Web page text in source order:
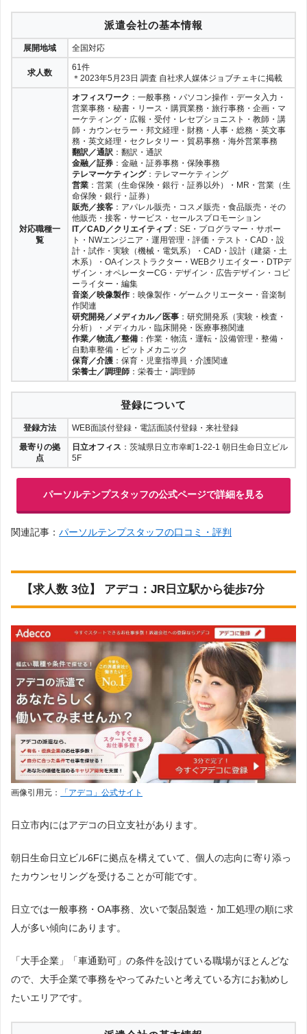
派遣会社の基本情報
展開地域 全国対応
求人数
61件
＊2023年5月23日 調査 自社求人媒体ジョブチェキに掲載
対応職種一
覧
オフィスワーク ：一般事務・パソコン操作・データ入力・
営業事務・秘書・リース・購買業務・旅行事務・企画・マ
ーケティング・広報・受付・レセプショニスト・教師・講
師・カウンセラー・邦文経理・財務・人事・総務・英文事
務・英文経理・セクレタリー・貿易事務・海外営業事務
翻訳／通訳 ：翻訳・通訳
金融／証券 ：金融・証券事務・保険事務
テレマーケティング：テレマーケティング
営業 ：営業（生命保険・銀行・証券以外）・MR・営業（生
命保険・銀行・証券）
販売／接客 ：アパレル販売・コスメ販売・食品販売・その
他販売・接客・サービス・セールスプロモーション
IT／CAD／クリエイティブ：SE・プログラマー・サポー
ト・NWエンジニア・運用管理・評価・テスト・CAD・設
計・試作・実験（機械・電気系）・CAD・設計（建築・土
木系）・OAインストラクター・WEBクリエイター・DTPデ
ザイン・オペレーターCG・デザイン・広告デザイン・コピ
ーライター・編集
音楽／映像製作 ：映像製作・ゲームクリエーター・音楽制
作関連
研究開発／メディカル／医事 ：研究開発系（実験・検査・
分析）・メディカル・臨床開発・医療事務関連
作業／物流／整備 ：作業・物流・運転・設備管理・整備・
自動車整備・ピットメカニック
保育／介護 ：保育・児童指導員・介護関連
栄養士／調理師 ：栄養士・調理師
登録について
登録方法
WEB面談付登録・電話面談付登録・来社登録
最寄りの拠
点
日立オフィス ：茨城県日立市幸町1-22-1 朝日生命日立ビル
5F
パーソルテンプスタッフの公式ページで詳細を見る
関連記事： パーソルテンプスタッフの口コミ・評判
【求人数 3位】 アデコ：JR日立駅から徒歩7分
画像引用元： 「アデコ」公式サイト
日立市内にはアデコの日立支社があります。
朝日生命日立ビル6Fに拠点を構えていて、個人の志向に寄り添っ
たカウンセリングを受けることが可能です。
日立では一般事務・OA事務、次いで製品製造・加工処理の順に求
人が多い傾向にあります。
「大手企業」「車通勤可」の条件を設けている職場がほとんどな
ので、大手企業で事務をやってみたいと考えている方にお勧めし
たいエリアです。